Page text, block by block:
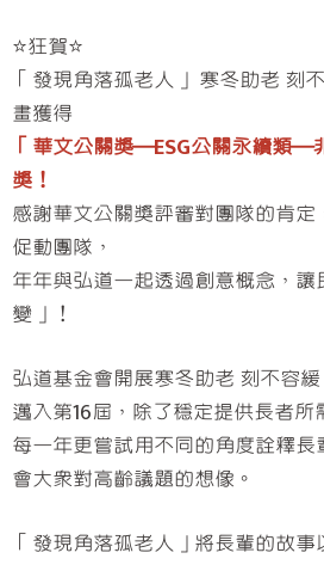
⭐狂賀⭐
「發現角落孤老人」 寒冬助老 刻
畫獲得
「華文公關獎─ESG公關永續類─
獎！
感謝華文公關獎評審對團隊的肯
促動團隊，
年年與弘道一起透過創意概念，讓
變」！
弘道基金會開展寒冬助老 刻不容
邁入第16屆，除了穩定提供長者所
每一年更嘗試用不同的角度詮釋長
會大眾對高齡議題的想像。
「發現角落孤老人」將長輩的故